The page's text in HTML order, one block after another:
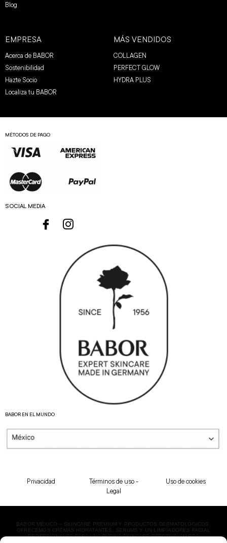
Blog
EMPRESA
Acerca de BABOR
Sostenibilidad
Hazte Socio
Localiza tu BABOR
MÁS VENDIDOS
COLLAGEN
PERFECT GLOW
HYDRA PLUS
MÉTODOS DE PAGO
SOCIAL MEDIA
BABOR EN EL MUNDO
Privacidad
Términos de uso -
Legal
Uso de cookies
BABOR MÉXICO – SKINCARE PREMIUM Y PRODUCTOS DERMATOLÓGICOS.
OFRECEMOS CREMAS HIDRATANTES, SERUMS Y UN LIMPIADORES FACIAL
PROFESIONALES PARA UNA RUTINA SKINCARE EFECTIVA. MARCA